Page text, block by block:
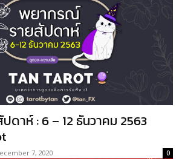
าห์ : 6 – 12 ธันวาคม 2563
7, 2020 0